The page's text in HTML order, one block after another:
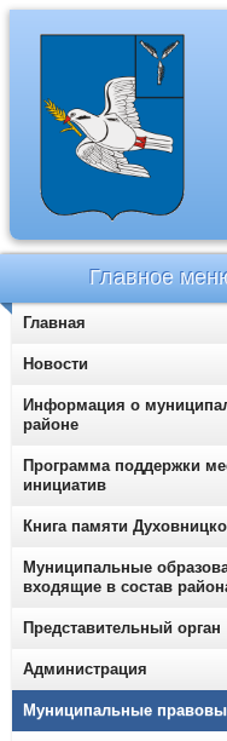
Главное
Главная
Новости
Информация о
районе
Программа поддержки
инициатив
Книга памяти
Муниципальные
входящие в состав
Представительный орган
Администрация
Муниципальные